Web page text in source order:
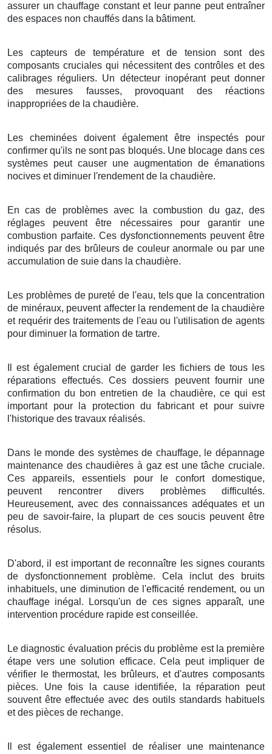
assurer un chauffage constant et leur panne peut entraîner
des espaces non chauffés dans la bâtiment.
Les capteurs de température et de tension sont des
composants cruciales qui nécessitent des contrôles et des
calibrages réguliers. Un détecteur inopérant peut donner
des mesures fausses, provoquant des réactions
inappropriées de la chaudière.
Les cheminées doivent également être inspectés pour
confirmer qu'ils ne sont pas bloqués. Une blocage dans ces
systèmes peut causer une augmentation de émanations
nocives et diminuer l'rendement de la chaudière.
En cas de problèmes avec la combustion du gaz, des
réglages peuvent être nécessaires pour garantir une
combustion parfaite. Ces dysfonctionnements peuvent être
indiqués par des brûleurs de couleur anormale ou par une
accumulation de suie dans la chaudière.
Les problèmes de pureté de l'eau, tels que la concentration
de minéraux, peuvent affecter la rendement de la chaudière
et requérir des traitements de l'eau ou l'utilisation de agents
pour diminuer la formation de tartre.
Il est également crucial de garder les fichiers de tous les
réparations effectués. Ces dossiers peuvent fournir une
confirmation du bon entretien de la chaudière, ce qui est
important pour la protection du fabricant et pour suivre
l'historique des travaux réalisés.
Dans le monde des systèmes de chauffage, le dépannage
maintenance des chaudières à gaz est une tâche cruciale.
Ces appareils, essentiels pour le confort domestique,
peuvent rencontrer divers problèmes difficultés.
Heureusement, avec des connaissances adéquates et un
peu de savoir-faire, la plupart de ces soucis peuvent être
résolus.
D'abord, il est important de reconnaître les signes courants
de dysfonctionnement problème. Cela inclut des bruits
inhabituels, une diminution de l'efficacité rendement, ou un
chauffage inégal. Lorsqu'un de ces signes apparaît, une
intervention procédure rapide est conseillée.
Le diagnostic évaluation précis du problème est la première
étape vers une solution efficace. Cela peut impliquer de
vérifier le thermostat, les brûleurs, et d'autres composants
pièces. Une fois la cause identifiée, la réparation peut
souvent être effectuée avec des outils standards habituels
et des pièces de rechange.
Il est également essentiel de réaliser une maintenance